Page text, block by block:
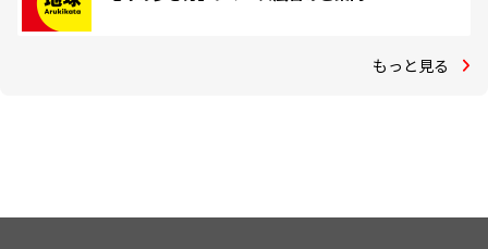
もっと見る